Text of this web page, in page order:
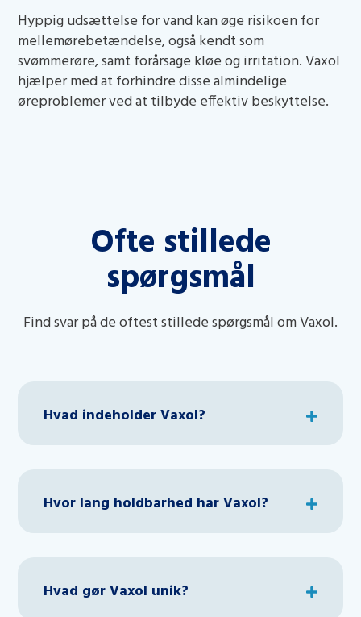
Hyppig udsættelse for vand kan øge risikoen for
mellemørebetændelse, også kendt som
svømmerøre, samt forårsage kløe og irritation. Vaxol
hjælper med at forhindre disse almindelige
øreproblemer ved at tilbyde effektiv beskyttelse.
Ofte stillede
spørgsmål
Find svar på de oftest stillede spørgsmål om Vaxol.
Hvad indeholder Vaxol?
Hvor lang holdbarhed har Vaxol?
Hvad gør Vaxol unik?